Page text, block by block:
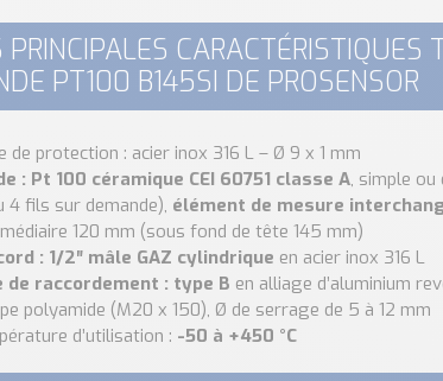
PRINCIPALES CARACTÉRISTIQUES
PT100 B145SI DE PROSENSOR
de protection : acier inox 316 L – Ø 9 x 1 mm
: Pt 100 céramique CEI 60751 classe A, simple
4 fils sur demande), élément de mesure
120 mm (sous fond de tête 145 mm)
: 1/2″ mâle GAZ cylindrique en acier inox 316 L
de raccordement : type B en alliage d’aluminium
polyamide (M20 x 150), Ø de serrage de 5 à 12 mm
d’utilisation : -50 à +450 °C